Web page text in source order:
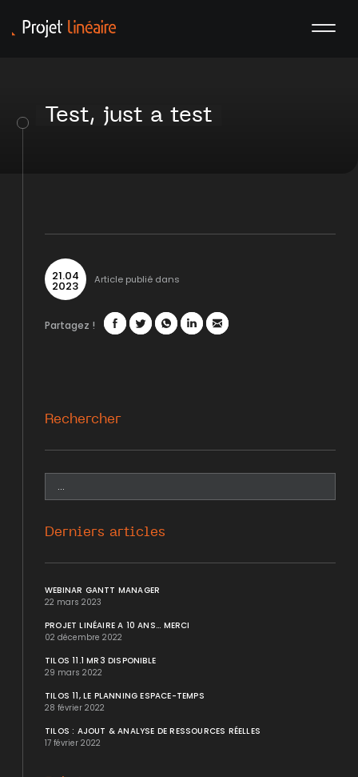
Test, just a test
21.04
2023 Article publié dans
Partagez !
Rechercher
Derniers articles
WEBINAR GANTT MANAGER
22 mars 2023
PROJET LINÉAIRE A 10 ANS... MERCI
02 décembre 2022
TILOS 11.1 MR3 DISPONIBLE
29 mars 2022
TILOS 11, LE PLANNING ESPACE-TEMPS
28 février 2022
TILOS : AJOUT & ANALYSE DE RESSOURCES RÉELLES
17 février 2022